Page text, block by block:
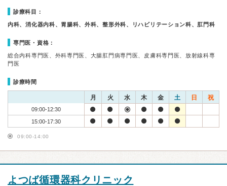
診療科目：
内科、消化器内科、胃腸科、外科、整形外科、リハビリテーション科、肛門科
専門医・資格：
総合内科専門医、外科専門医、大腸肛門病専門医、皮膚科専門医、放射線科専
門医
診療時間
月 火 水 木 金 土 日 祝
09:00-12:30
15:00-17:30
09:00-14:00
よつば循環器科クリニック